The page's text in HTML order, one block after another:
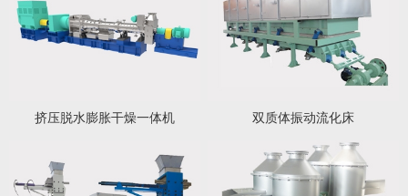
挤压脱水膨胀干燥一体机 双质体振动流化床